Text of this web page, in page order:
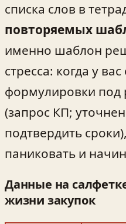
списка слов в
повторяемых
именно шаблон
стресса: когда у
формулировки под
(запрос КП;
подтвердить
паниковать и
Данные на
жизни закупок